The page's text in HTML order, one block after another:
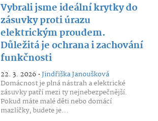
Vybrali jsme ideální krytky do
zásuvky proti úrazu
elektrickým proudem.
Důležitá je ochrana i zachování
funkčnosti
22. 3. 2026 •Jindřiška Janoušková
Domácnost je plná nástrah a elektrické
zásuvky patří mezi ty nejnebezpečnější.
Pokud máte malé děti nebo domácí
mazlíčky, budete je...